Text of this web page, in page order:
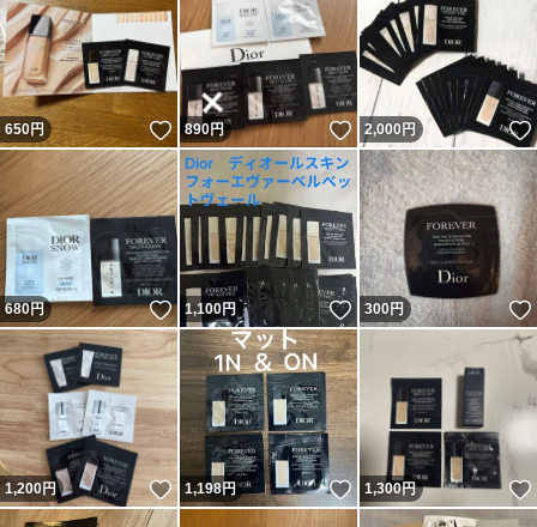
650円 いいね！
890円 いいね！
2,000 円
680円 いいね！
1,100円 いいね！
300円
1,200円 いいね！
1,198円 いいね！
1,300円